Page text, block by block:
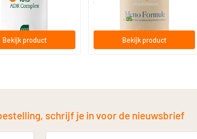
Bekijk product
Vitaminstore
vanaf .95
Bekijk product
schrijf je in voor de nieuwsbrief